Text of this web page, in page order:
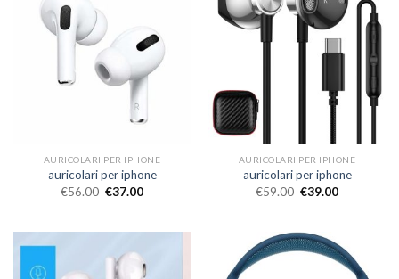
AURICOLARI PER IPHONE
auricolari per iphone
€56.00 €37.00
AURICOLARI PER IPHONE
auricolari per iphone
€59.00 €39.00